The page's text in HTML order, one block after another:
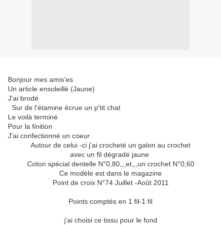
Bonjour mes amis'es
Un article ensoleillé (Jaune)
J'ai brodé
Sur de l'étamine écrue un p'tit chat
Le voilà terminé
Pour la finition
J'ai confectionné un coeur
Autour de celui -ci j'ai crocheté un galon au crochet
avec un fil dégradé jaune
Coton spécial dentelle N°0,80,,,et,,,un crochet N°0,60
Ce modèle est dans le magazine
Point de croix N°74 Juillet -Août 2011
Points comptés en 1 fil-1 fil
j'ai choisi ce tissu pour le fond